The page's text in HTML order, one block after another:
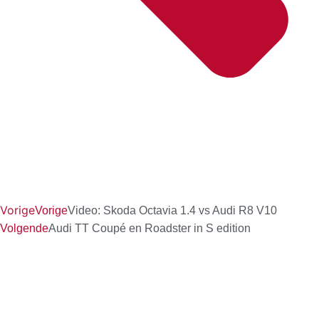
VorigeVorigeVideo: Skoda Octavia 1.4 vs Audi R8 V10
VolgendeAudi TT Coupé en Roadster in S edition